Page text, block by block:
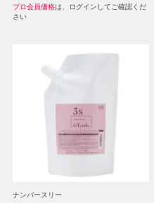
プロ会員価格は、ログインしてご確認くだ
さい
ナンバースリー